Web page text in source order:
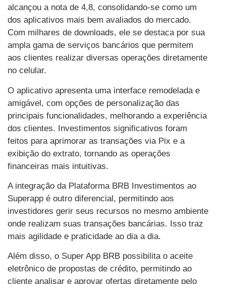
alcançou a nota de 4,8, consolidando-se como um
dos aplicativos mais bem avaliados do mercado.
Com milhares de downloads, ele se destaca por sua
ampla gama de serviços bancários que permitem
aos clientes realizar diversas operações diretamente
no celular.
O aplicativo apresenta uma interface remodelada e
amigável, com opções de personalização das
principais funcionalidades, melhorando a experiência
dos clientes. Investimentos significativos foram
feitos para aprimorar as transações via Pix e a
exibição do extrato, tornando as operações
financeiras mais intuitivas.
A integração da Plataforma BRB Investimentos ao
Superapp é outro diferencial, permitindo aos
investidores gerir seus recursos no mesmo ambiente
onde realizam suas transações bancárias. Isso traz
mais agilidade e praticidade ao dia a dia.
Além disso, o Super App BRB possibilita o aceite
eletrônico de propostas de crédito, permitindo ao
cliente analisar e aprovar ofertas diretamente pelo